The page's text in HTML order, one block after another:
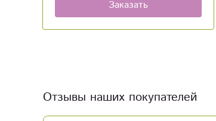
Заказать
Отзывы наших покупателей